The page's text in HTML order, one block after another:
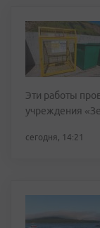
Эти работы
учреждения
сегодня, 14:21